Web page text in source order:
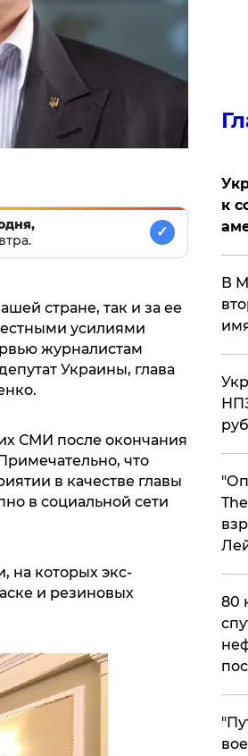
✓
стране, так и за ее
усилиями
журналистам
Украины, глава
СМИ после окончания
что
в качестве главы
в социальной сети
на которых экс-
и резиновых
к
В
80